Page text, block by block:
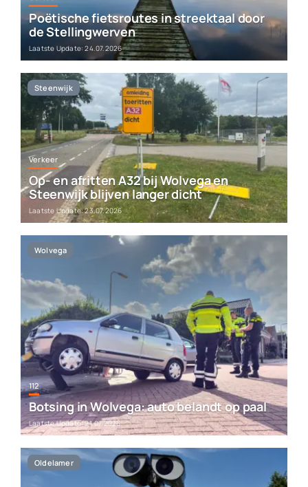
Poëtische fietsroutes in streektaal door
de Stellingwerven
Laatste Update: 24.07.2026
Steenwijk
Verkeer
Op- en afritten A32 bij Wolvega en
Steenwijk blijven langer dicht
Laatste Update: 23.07.2026
Wolvega
112
Botsing in Wolvega: auto belandt op paal
Laatste Update: 21.07.2026
Oldelamer